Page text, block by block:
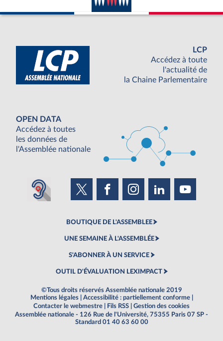
LCP
Accédez à toute
l'actualité de
la Chaine Parlementaire
OPEN DATA
Accédez à toutes
les données de
l'Assemblée nationale
BOUTIQUE DE L'ASSEMBLEE
UNE SEMAINE À L'ASSEMBLÉE
S'ABONNER À UN SERVICE
OUTIL D'ÉVALUATION LEXIMPACT
©Tous droits réservés Assemblée nationale 2019
Mentions légales
Accessibilité : partiellement conforme
Contacter le webmestre
Fils RSS
Gestion des cookies
Assemblée nationale - 126 Rue de l'Université, 75355 Paris 07 SP -
Standard 01 40 63 60 00